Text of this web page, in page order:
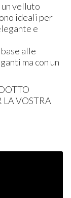
velluto
ideali per
e
alle
ma con un
LAVOSTRA